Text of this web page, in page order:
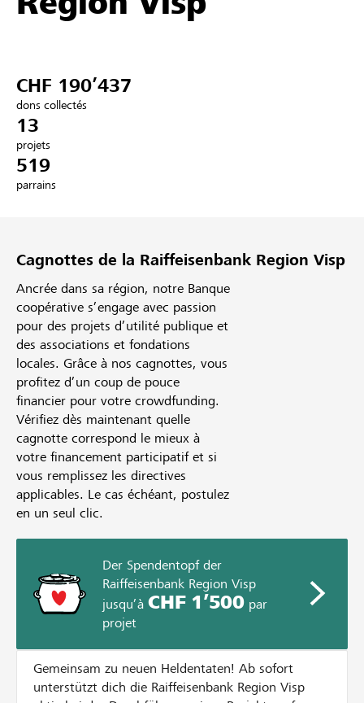
Se connecter
S'inscrire
CHF 190’437
dons collectés
13
projets
519
parrains
Cagnottes de la Raiffeisenbank Region Visp
Ancrée dans sa région, notre Banque
coopérative s’engage avec passion
pour des projets d’utilité publique et
des associations et fondations
locales. Grâce à nos cagnottes, vous
profitez d’un coup de pouce
financier pour votre crowdfunding.
Vérifiez dès maintenant quelle
cagnotte correspond le mieux à
votre financement participatif et si
vous remplissez les directives
applicables. Le cas échéant, postulez
en un seul clic.
Der Spendentopf der
Raiffeisenbank Region Visp
jusqu’à CHF 1’500par
projet
Gemeinsam zu neuen Heldentaten! Ab sofort
unterstützt dich die Raiffeisenbank Region Visp